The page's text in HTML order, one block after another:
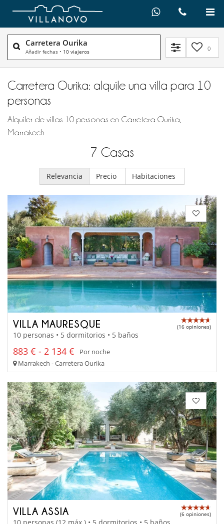
Carretera Ourika
Añadir fechas • 10 viajeros 0
Carretera Ourika: alquile una villa para 10
personas
Alquiler de villas 10 personas en Carretera Ourika,
Marrakech
7 Casas
Relevancia Precio Habitaciones
VILLA MAURESQUE (16 opiniones)
10 personas • 5 dormitorios • 5 baños
883 € - 2 134 €
Por noche
Marrakech - Carretera Ourika
VILLA ASSIA (6 opiniones)